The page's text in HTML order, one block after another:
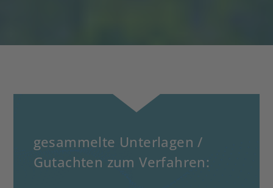
gesammelte Unterlagen /
Gutachten zum Verfahren: